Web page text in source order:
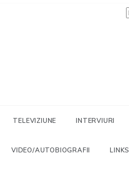
TELEVIZIUNE INTERVIURI
VIDEO/AUTOBIOGRAFII LINKS